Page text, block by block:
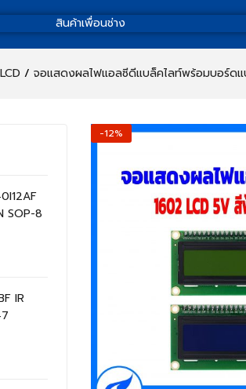
สินค้าเพื่อนช่าง
จอแสดงผลไฟแอลซีดีแบล็คไลท์พร้อมบอร์ด
SOP-8
IR
-12%